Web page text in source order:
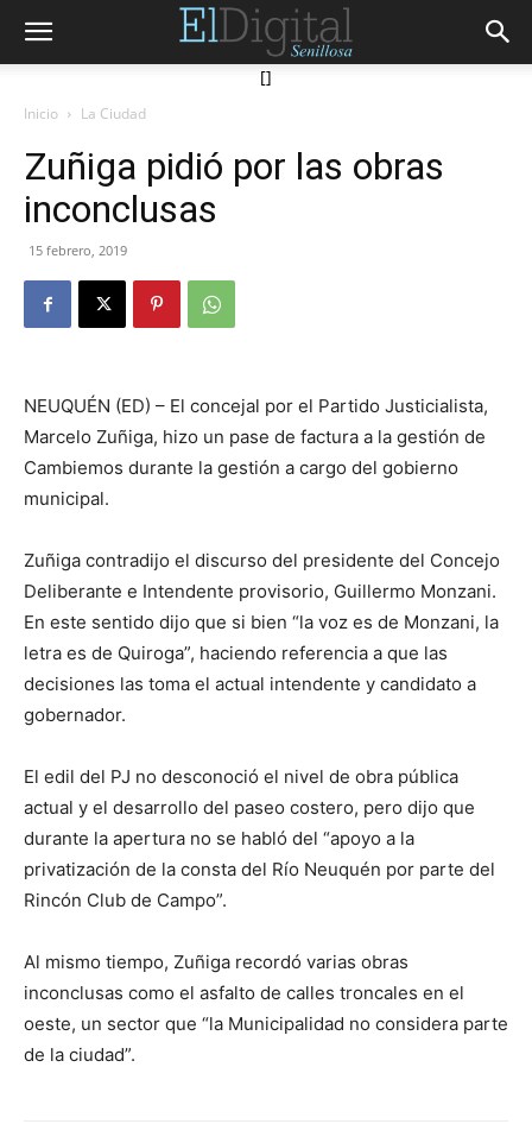
[]
Inicio La Ciudad
Zuñiga pidió por las obras
inconclusas
15 febrero, 2019
NEUQUÉN (ED) – El concejal por el Partido Justicialista,
Marcelo Zuñiga, hizo un pase de factura a la gestión de
Cambiemos durante la gestión a cargo del gobierno
municipal.
Zuñiga contradijo el discurso del presidente del Concejo
Deliberante e Intendente provisorio, Guillermo Monzani.
En este sentido dijo que si bien “la voz es de Monzani, la
letra es de Quiroga”, haciendo referencia a que las
decisiones las toma el actual intendente y candidato a
gobernador.
El edil del PJ no desconoció el nivel de obra pública
actual y el desarrollo del paseo costero, pero dijo que
durante la apertura no se habló del “apoyo a la
privatización de la consta del Río Neuquén por parte del
Rincón Club de Campo”.
Al mismo tiempo, Zuñiga recordó varias obras
inconclusas como el asfalto de calles troncales en el
oeste, un sector que “la Municipalidad no considera parte
de la ciudad”.